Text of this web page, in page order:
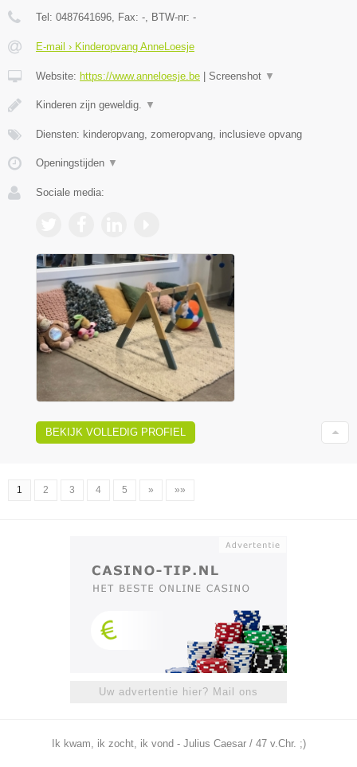
Tel: 0487641696 , Fax: - , BTW-nr: -
E-mail › Kinderopvang AnneLoesje
Website: https://www.anneloesje.be | Screenshot ▼
Kinderen zijn geweldig. ▼
Diensten: kinderopvang, zomeropvang, inclusieve opvang
Openingstijden ▼
Sociale media:
BEKIJK VOLLEDIG PROFIEL
1 2 3 4 5 » »»
Uw advertentie hier? Mail ons
Ik kwam, ik zocht, ik vond - Julius Caesar / 47 v.Chr. ;)